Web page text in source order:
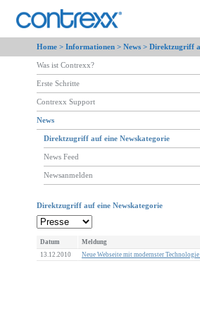
Home > Informationen > News > Direktzugriff
Was ist Contrexx?
Erste Schritte
Contrexx Support
News
Direktzugriff auf eine Newskategorie
News Feed
Newsanmelden
Direktzugriff auf eine Newskategorie
Datum
Meldung
13.12.2010
Neue Webseite mit modernster